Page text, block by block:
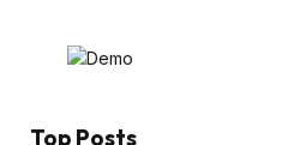
Top Posts